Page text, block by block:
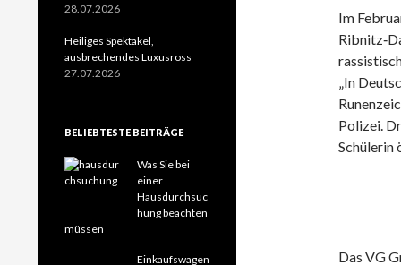
Im
„In
Polizei.
Schülerin
Das VG
28.07.2026
Heiliges Spektakel,
ausbrechendes Luxusross
27.07.2026
BELIEBTESTE BEITRÄGE
Was Sie bei
einer
Hausdurchsuc
hung beachten
müssen
Einkaufswagen